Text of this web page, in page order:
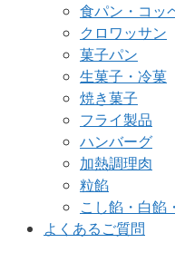
食パン・コッ
クロワッサン
菓子パン
生菓子・冷菓
焼き菓子
フライ製品
ハンバーグ
加熱調理肉
粒餡
こし餡・白餡
よくあるご質問